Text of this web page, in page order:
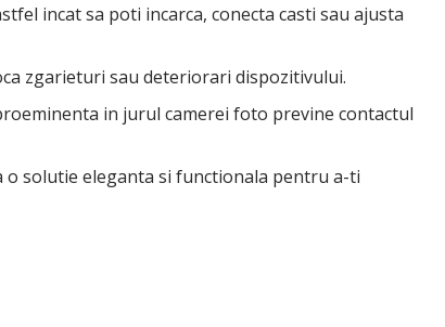
incat sa poti incarca, conecta casti sau ajusta
zgarieturi sau deteriorari dispozitivului.
in jurul camerei foto previne contactul
solutie eleganta si functionala pentru a-ti